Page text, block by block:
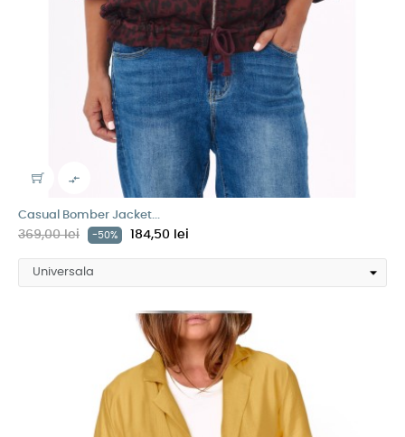

Casual Bomber Jacket...
369,00 lei -50% 184,50 lei